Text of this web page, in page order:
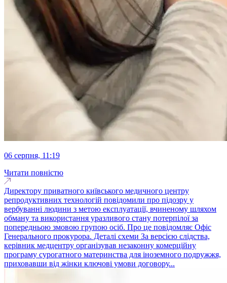
06 серпня, 11:19
Читати повністю
Директору приватного київського медичного центру
репродуктивних технологій повідомили про підозру у
вербуванні людини з метою експлуатації, вчиненому шляхом
обману та використання уразливого стану потерпілої за
попередньою змовою групою осіб. Про це повідомляє Офіс
Генерального прокурора. Деталі схеми За версією слідства,
керівник медцентру організував незаконну комерційну
програму сурогатного материнства для іноземного подружжя,
приховавши від жінки ключові умови договору...